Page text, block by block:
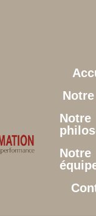
Notre
Notre